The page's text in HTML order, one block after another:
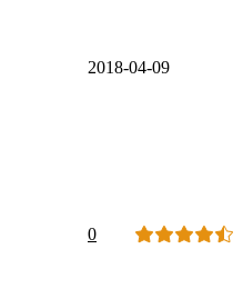
2018-04-09
0